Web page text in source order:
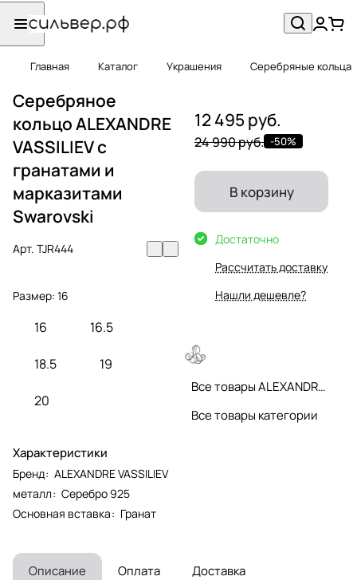
Главная Каталог Украшения Серебряные кольца
Серебряное
кольцо ALEXANDRE
VASSILIEV с
гранатами и
марказитами
Swarovski
Арт. TJR444
Размер: 16
16 16.5
18.5 19
20
Характеристики
Бренд: ALEXANDRE VASSILIEV
металл: Серебро 925
Основная вставка: Гранат
12 495 руб.
24 990 руб. -50%
В корзину
Достаточно
Рассчитать доставку
Нашли дешевле?
Все товары ALEXANDRE VASSILIEV
Все товары категории
Описание Оплата Доставка